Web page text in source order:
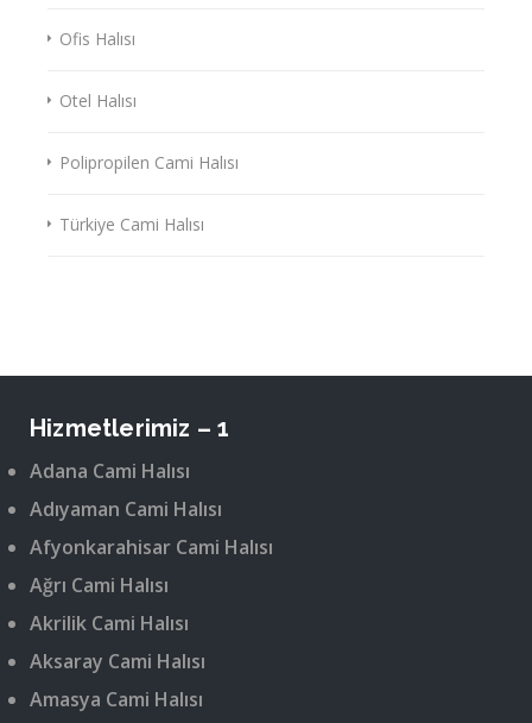
Ofis Halısı
Otel Halısı
Polipropilen Cami Halısı
Türkiye Cami Halısı
Hizmetlerimiz – 1
Adana Cami Halısı
Adıyaman Cami Halısı
Afyonkarahisar Cami Halısı
Ağrı Cami Halısı
Akrilik Cami Halısı
Aksaray Cami Halısı
Amasya Cami Halısı